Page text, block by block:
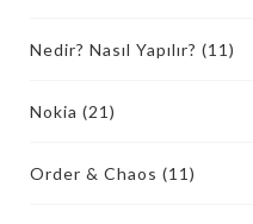
Nedir? Nasıl Yapılır? (11)
Nokia (21)
Order & Chaos (11)